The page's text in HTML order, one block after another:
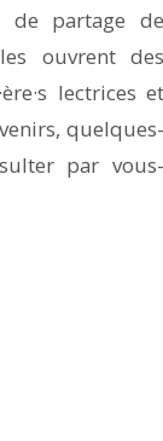
de partage de
ouvrent des
lectrices et
quelques-
par vous-